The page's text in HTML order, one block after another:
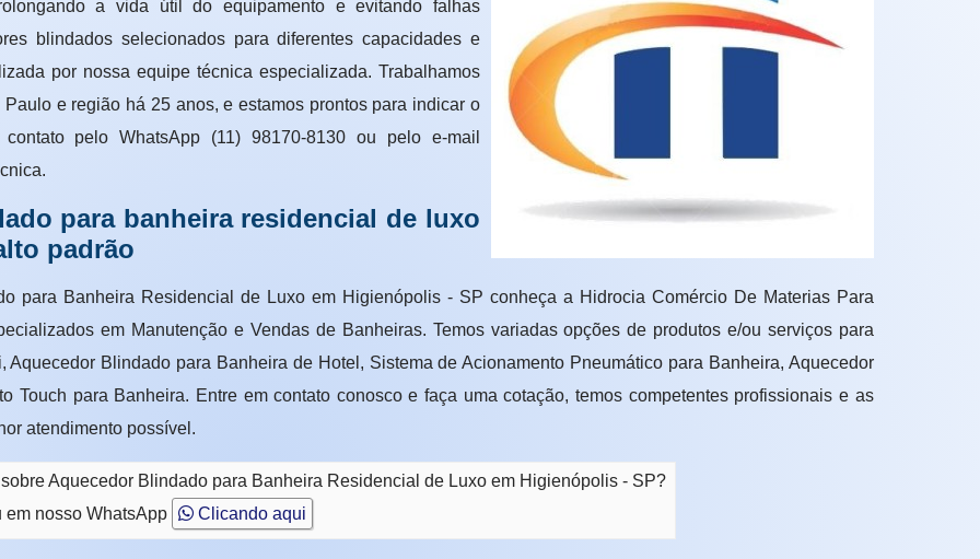
a vida útil do equipamento e evitando falhas
blindados selecionados para diferentes capacidades e
por nossa equipe técnica especializada. Trabalhamos
e região há 25 anos, e estamos prontos para indicar o
pelo WhatsApp (11) 98170-8130 ou pelo e-mail
para banheira residencial de luxo
padrão
para Banheira Residencial de Luxo em Higienópolis - SP conheça a Hidrocia Comércio De Materias Para
em Manutenção e Vendas de Banheiras. Temos variadas opções de produtos e/ou serviços para
Aquecedor Blindado para Banheira de Hotel, Sistema de Acionamento Pneumático para Banheira, Aquecedor
Touch para Banheira. Entre em contato conosco e faça uma cotação, temos competentes profissionais e as
atendimento possível.
Aquecedor Blindado para Banheira Residencial de Luxo em Higienópolis - SP?
em nosso WhatsApp
Clicando aqui